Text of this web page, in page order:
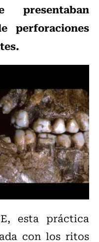
perforaciones
esta práctica
con los ritos